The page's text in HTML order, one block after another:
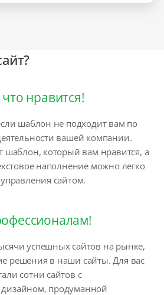
нравится!
шаблон не подходит вам по
вашей компании.
шаблон, который вам нравится, а
наполнение можно легко
сайтом.
успешных сайтов на рынке,
решения в наши сайты. Для вас
сотни сайтов с
продуманной